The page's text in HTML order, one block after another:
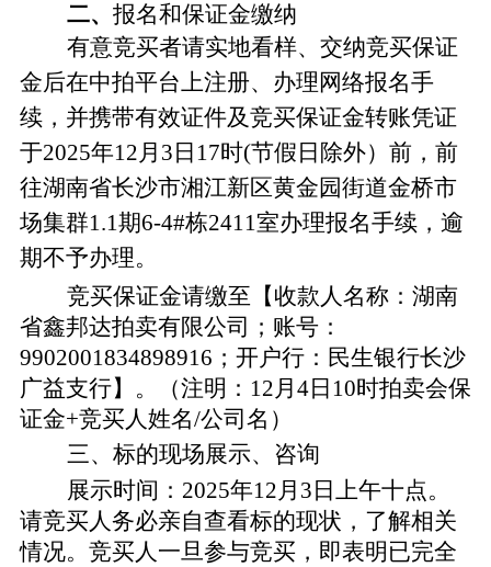
二、 报名和保证金缴纳
有意竞买者请实地看样、交纳竞买保证
金后在中拍平台上注册、办理网络报名手
续，并携带有效证件及竞买保证金转账凭证
于2025年12月 3 日 17时(节假日除外）前，前
往湖南省长沙市湘江新区黄金园街道金桥市
场集群1.1期6-4#栋2411室办理报名手续，逾
期不予办理。
竞买保证金请缴至【收款人名称： 湖南
省鑫邦达拍卖有限公司 ；账号：
9902001834898916；开户行： 民生银行长沙
广益支行】。 （注明： 12 月 4日 10时拍卖会保
证金+竞买人姓名/公司名 ）
三、标的现场展示、咨询
展示时间： 2025年12月3日上午十点。
请竞买人务必亲自查看标的现状，了解相关
情况。竞买人一旦参与竞买，即表明已完全